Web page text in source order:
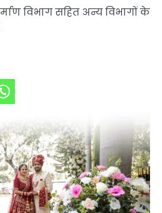
विभाग सहित अन्य विभागों के